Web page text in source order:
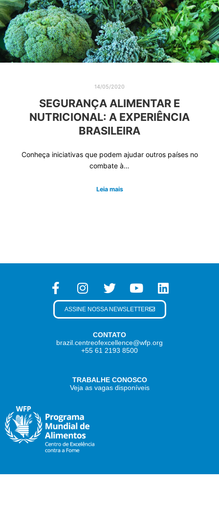
14/05/2020
SEGURANÇA ALIMENTAR E
NUTRICIONAL: A EXPERIÊNCIA
BRASILEIRA
Conheça iniciativas que podem ajudar outros países no
combate à…
Leia mais
CONTATO
brazil.centreofexcellence@wfp.org
+55 61 2193 8500
TRABALHE CONOSCO
Veja as vagas disponíveis
ASSINE NOSSA NEWSLETTER